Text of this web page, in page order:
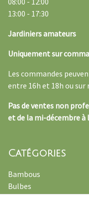
13:00 - 17:30
Jardiniers amateurs
Uniquement sur
Les commandes
entre 16h et 18h ou sur
Pas de ventes non
et de la mi-décembre à
Catégories
Bambous
Bulbes
Plantes officinales